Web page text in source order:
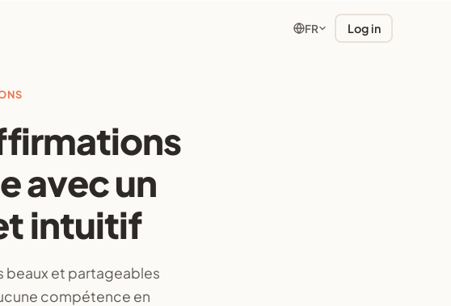
FR Log in
avec un
intuitif
beaux et partageables
compétence en